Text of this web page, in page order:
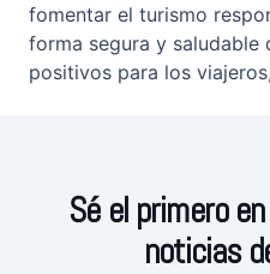
fomentar el turismo
forma segura y saludable
positivos para los
Sé el primero
noticias